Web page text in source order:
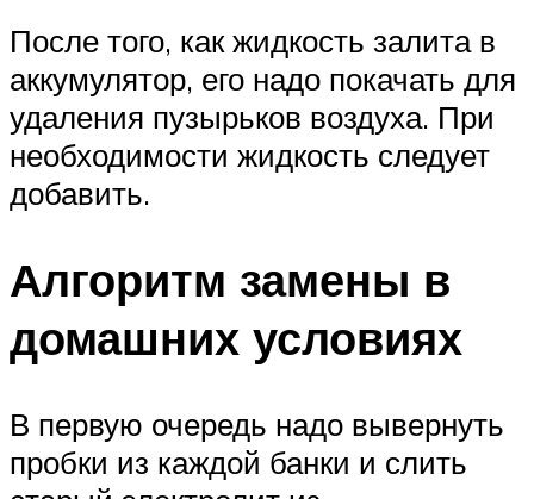
После того, как жидкость залита в
аккумулятор, его надо покачать для
удаления пузырьков воздуха. При
необходимости жидкость следует
добавить.
Алгоритм замены в
домашних условиях
В первую очередь надо вывернуть
пробки из каждой банки и слить